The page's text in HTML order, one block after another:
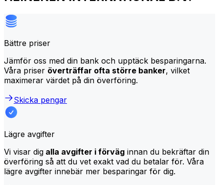
Bättre priser
Jämför oss med din bank och upptäck besparingarna.
Våra priser överträffar ofta större banker, vilket
maximerar värdet på din överföring.
Skicka pengar
Lägre avgifter
Vi visar dig alla avgifter i förväg innan du bekräftar din
överföring så att du vet exakt vad du betalar för. Våra
lägre avgifter innebär mer besparingar för dig.